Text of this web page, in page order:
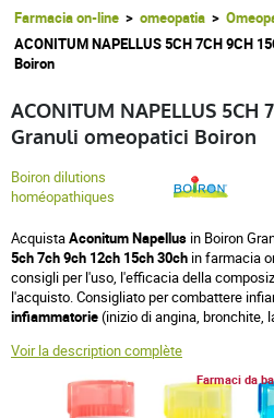
Farmacia on-line omeopatia
ACONITUM NAPELLUS 5CH 7CH 9CH
Boiron
Farmaci da
ACONITUM NAPELLUS 5CH
Granuli omeopatici Boiron
Boiron dilutions
homéopathiques
AcquistaAconitum Napellus in Boiron
5ch 7ch 9ch 12ch 15ch 30ch in farmacia
consigli per l'uso, l'efficacia della
l'acquisto. Consigliato per combattere
infiammatorie(inizio di angina, bronchite,
Voir la description complète